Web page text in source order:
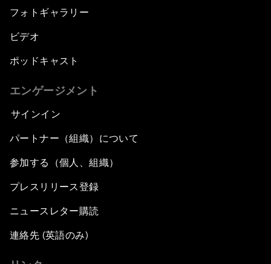
フォトギャラリー
ビデオ
ポッドキャスト
エンゲージメント
サインイン
パートナー（組織）について
参加する（個人、組織）
プレスリリース登録
ニュースレター購読
連絡先 (英語のみ)